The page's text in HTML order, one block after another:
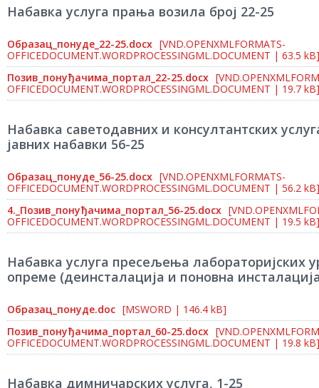
Набавка услуга прања возила број 22-25
Образац_понуде_22-25.docx [VND.OPENXMLFORMATS-
OFFICEDOCUMENT.WORDPROCESSINGML.DOCUMENT | 63.5 kB]
Позив_понуђачима_портал_22-25.docx
OFFICEDOCUMENT.WORDPROCESSINGML.DOCUMENT | 19.7 kB]
Набавка саветодавних и консултантских
јавних набавки 56-25
Образац_понуде_56-25.docx [VND.OPENXMLFORMATS-
OFFICEDOCUMENT.WORDPROCESSINGML.DOCUMENT | 56.2 kB]
4._Позив_понуђачима_портал_56-25.docx
OFFICEDOCUMENT.WORDPROCESSINGML.DOCUMENT | 19.5 kB]
Набавка услуга пресељења лабораторијских
опреме (деинсталација и поновна
Образац_понуде.doc [MSWORD | 146.4 kB]
Позив_понуђачима_портал_60-25.docx
OFFICEDOCUMENT.WORDPROCESSINGML.DOCUMENT | 19.8 kB]
Набавка димничарских услуга, 1-25